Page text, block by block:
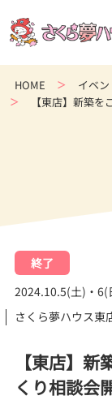
HOME
イベ
【東店】新築
終了
2024.10.5(土)・6(
さくら夢ハウス東
【東店】
くり相談会